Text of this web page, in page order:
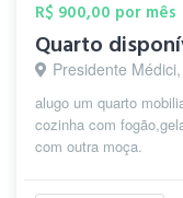
R$ 900,00 por mês
Quarto
Presidente
alugo um quarto
cozinha com
com outra moça.